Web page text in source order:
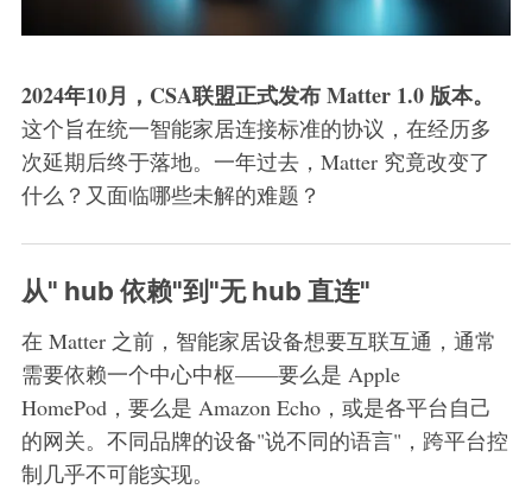
2024年10月，CSA联盟正式发布 Matter 1.0 版本。
这个旨在统一智能家居连接标准的协议，在经历多
次延期后终于落地。一年过去，Matter 究竟改变了
什么？又面临哪些未解的难题？
从" hub 依赖"到"无 hub 直连"
在 Matter 之前，智能家居设备想要互联互通，通常
需要依赖一个中心中枢——要么是 Apple
HomePod，要么是 Amazon Echo，或是各平台自己
的网关。不同品牌的设备"说不同的语言"，跨平台控
制几乎不可能实现。